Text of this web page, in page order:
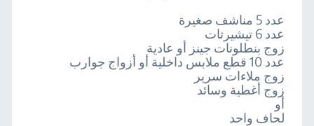
عدد 5 مناشف صغيرة
عدد 6 تيشيرتات
زوج بنطلونات جينز أو عادية
عدد 10 قطع ملابس داخلية أو أزواج جوارب
زوج ملاءات سرير
زوج أغطية وسائد
أو
لحاف واحد